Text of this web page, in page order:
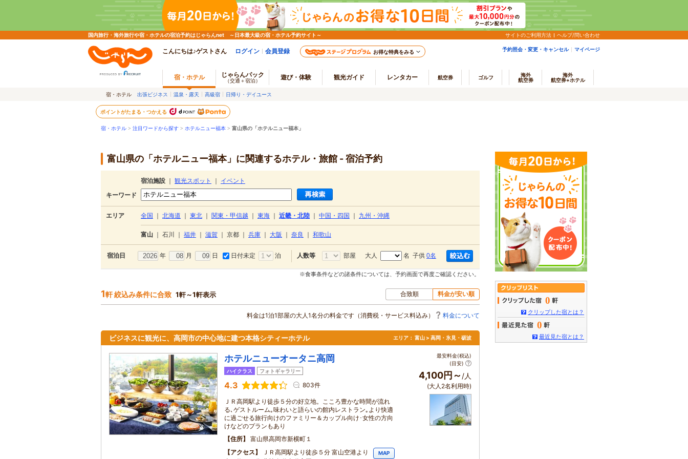
国内旅行・海外旅行や宿・ホテルの宿泊予約はじゃらんnet ～日本最大級の宿・ホテル予約サイト～ サイトのご利用方法 ヘルプ/問い合わせ
こんにちは♪ゲストさん ログイン 会員登録 お得な特典をみる 予約照会・変更・キャンセル マイページ
宿・ホテル じゃらんパック
（交通＋宿泊） 遊び・体験 観光ガイド レンタカー 航空券 ゴルフ
海外
航空券
海外
航空券+ホテル
宿・ホテル 出張ビジネス 温泉・露天 高級宿 日帰り・デイユース
ポイントがたまる・つかえる
宿・ホテル > 注目ワードから探す > ホテルニュー福本 > 富山県の「ホテルニュー福本」
富山県の「ホテルニュー福本」に関連するホテル・旅館 - 宿泊予約
宿泊施設 観光スポット
イベント
キーワード
エリア 全国 北海道 東北 関東・甲信越 東海 近畿・北陸 中国・四国 九州・沖縄
富山 石川 福井 滋賀 京都 兵庫 大阪 奈良 和歌山
宿泊日 年 月 日 日付未定 泊 人数等 部屋 大人 名 子供 0名
※食事条件などの諸条件については、予約画面で再度ご確認ください。
1軒 絞込み条件に合致 1軒～1軒表示 合致順 料金が安い順
料金は1泊1部屋の大人1名分の料金です（消費税・サービス料込み） 料金について
ビジネスに観光に、高岡市の中心地に建つ本格シティーホテル エリア： 富山 > 高岡・氷見・砺波
ホテルニューオータニ高岡
ハイクラス フォトギャラリー
4.3 803件
ＪＲ高岡駅より徒歩５分の好立地。こころ豊かな時間が流れ
る､ゲストルーム｡味わいと語らいの館内レストラン｡より快適
に過ごせる旅行向けのファミリー＆カップル向け･女性の方向
けなどのプランもあり
住所
富山県高岡市新横町１
アクセス
ＪＲ高岡駅より徒歩５分 富山空港より
MAP
最安料金(税込)
(目安)
4,100円～ /人
(大人2名利用時)
0
クリップした宿とは？
0
最近見た宿とは？